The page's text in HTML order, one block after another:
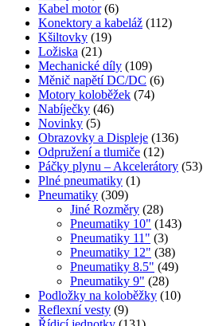
Kabel motor (6)
Konektory a kabeláž (112)
Kšiltovky (19)
Ložiska (21)
Mechanické díly (109)
Měnič napětí DC/DC (6)
Motory koloběžek (74)
Nabíječky (46)
Novinky (5)
Obrazovky a Displeje (136)
Odpružení a tlumiče (12)
Páčky plynu – Akcelerátory (53)
Plné pneumatiky (1)
Pneumatiky (309)
Jiné Rozměry (28)
Pneumatiky 10" (143)
Pneumatiky 11" (3)
Pneumatiky 12" (38)
Pneumatiky 8.5" (49)
Pneumatiky 9" (28)
Podložky na koloběžky (10)
Reflexní vesty (9)